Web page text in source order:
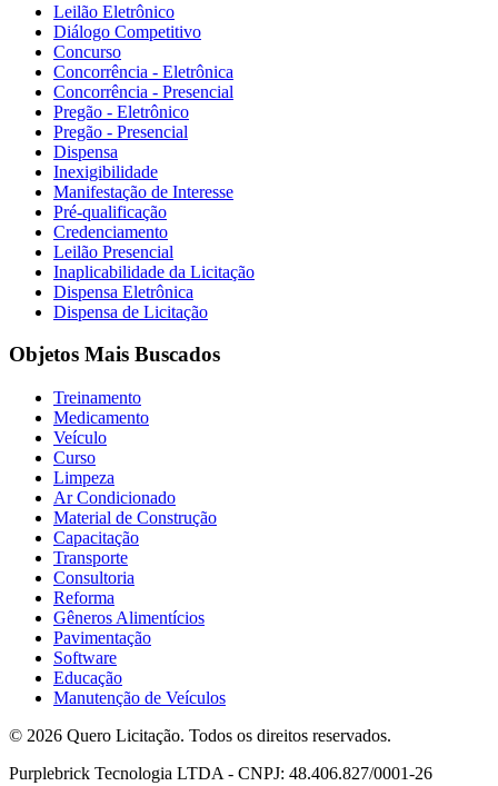
Leilão Eletrônico
Diálogo Competitivo
Concurso
Concorrência - Eletrônica
Concorrência - Presencial
Pregão - Eletrônico
Pregão - Presencial
Dispensa
Inexigibilidade
Manifestação de Interesse
Pré-qualificação
Credenciamento
Leilão Presencial
Inaplicabilidade da Licitação
Dispensa Eletrônica
Dispensa de Licitação
Objetos Mais Buscados
Treinamento
Medicamento
Veículo
Curso
Limpeza
Ar Condicionado
Material de Construção
Capacitação
Transporte
Consultoria
Reforma
Gêneros Alimentícios
Pavimentação
Software
Educação
Manutenção de Veículos
© 2026 Quero Licitação. Todos os direitos reservados.
Purplebrick Tecnologia LTDA - CNPJ: 48.406.827/0001-26